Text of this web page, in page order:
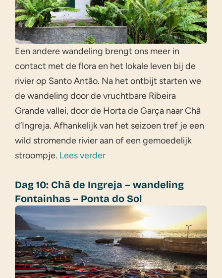
Een andere wandeling brengt ons meer in
contact met de flora en het lokale leven bij de
rivier op Santo Antão. Na het ontbijt starten we
de wandeling door de vruchtbare Ribeira
Grande vallei, door de Horta de Garça naar Chã
d’Ingreja. Afhankelijk van het seizoen tref je een
wild stromende rivier aan of een gemoedelijk
stroompje. Lees verder
Dag 10: Chã de Ingreja – wandeling
Fontainhas – Ponta do Sol